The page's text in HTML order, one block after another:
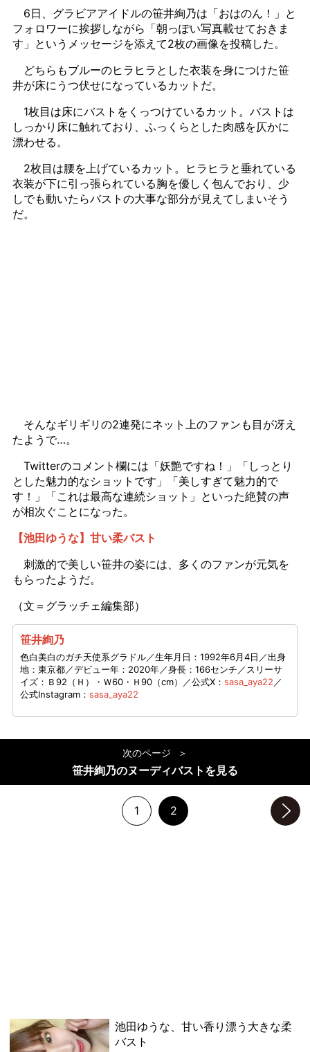
6日、グラビアアイドルの笹井絢乃は「おはのん！」と
フォロワーに挨拶しながら「朝っぽい写真載せておきま
す」というメッセージを添えて2枚の画像を投稿した。
どちらもブルーのヒラヒラとした衣装を身につけた笹
井が床にうつ伏せになっているカットだ。
1枚目は床にバストをくっつけているカット。バストは
しっかり床に触れており、ふっくらとした肉感を仄かに
漂わせる。
2枚目は腰を上げているカット。ヒラヒラと垂れている
衣装が下に引っ張られている胸を優しく包んでおり、少
しでも動いたらバストの大事な部分が見えてしまいそう
だ。
そんなギリギリの2連発にネット上のファンも目が冴え
たようで…。
Twitterのコメント欄には「妖艶ですね！」「しっとり
とした魅力的なショットです」「美しすぎて魅力的で
す！」「これは最高な連続ショット」といった絶賛の声
が相次ぐことになった。
【池田ゆうな】甘い柔バスト
刺激的で美しい笹井の姿には、多くのファンが元気を
もらったようだ。
（文＝グラッチェ編集部）
笹井絢乃
色白美白のガチ天使系グラドル／生年月日：1992年6月4日／出身
地：東京都／デビュー年：2020年／身長：166センチ／スリーサ
イズ：Ｂ92（Ｈ）・Ｗ60・Ｈ90（cm）／公式X： sasa_aya22 ／
公式Instagram： sasa_aya22
次のページ
笹井絢乃のヌーディバストを見る
1 2
池田ゆうな、甘い香り漂う大きな柔
バスト